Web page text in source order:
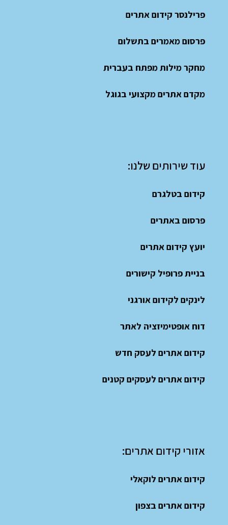
פרילנסר קידום אתרים
פרסום מאמרים בתשלום
מחקר מילות מפתח בעברית
מקדם אתרים מקצועי בגוגל
עוד שירותים שלנו:
קידום בטלגרם
פרסום באתרים
יועץ קידום אתרים
בניית פרופיל קישורים
לינקים לקידום אורגני
דוח אופטימיזציה לאתר
קידום אתרים לעסק חדש
קידום אתרים לעסקים קטנים
אזורי קידום אתרים:
קידום אתרים לוקאלי
קידום אתרים בצפון